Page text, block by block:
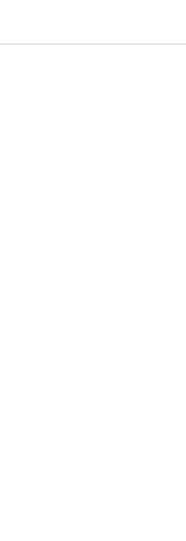
henta þínum þörfum best.